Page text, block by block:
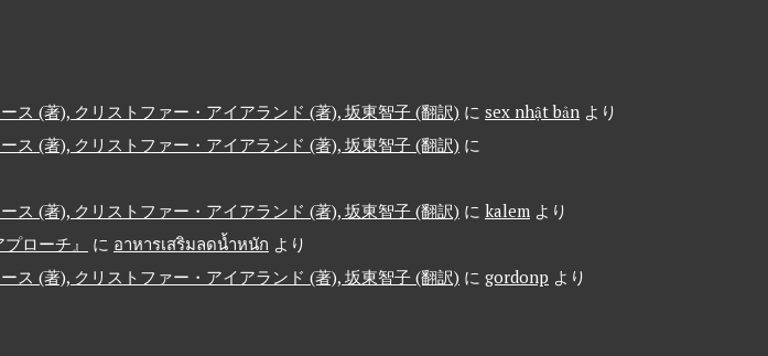
ス (著), クリストファー・アイアランド (著), 坂東智子 (翻訳) に sex nhật bản より
ス (著), クリストファー・アイアランド (著), 坂東智子 (翻訳) に
ス (著), クリストファー・アイアランド (著), 坂東智子 (翻訳) に kalem より
ローチ』
に อาหารเสริมลดน้ำหนัก より
ス (著), クリストファー・アイアランド (著), 坂東智子 (翻訳) に gordonp より